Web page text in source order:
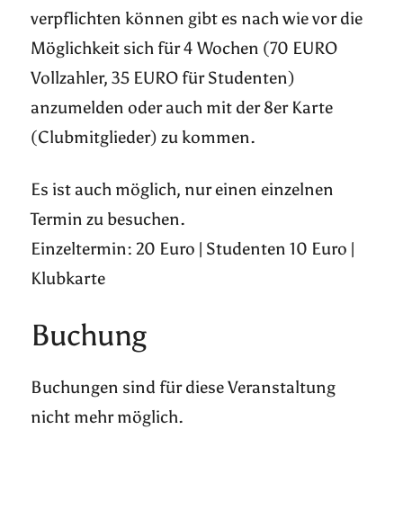
verpflichten können gibt es nach wie vor die
Möglichkeit sich für 4 Wochen (70 EURO
Vollzahler, 35 EURO für Studenten)
anzumelden oder auch mit der 8er Karte
(Clubmitglieder) zu kommen.
Es ist auch möglich, nur einen einzelnen
Termin zu besuchen.
Einzeltermin: 20 Euro | Studenten 10 Euro |
Klubkarte
Buchung
Buchungen sind für diese Veranstaltung
nicht mehr möglich.